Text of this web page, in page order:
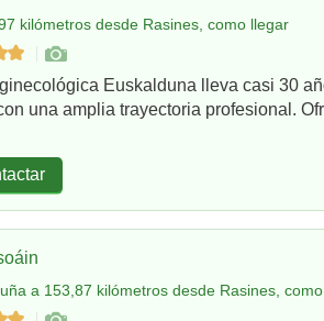
kilómetros desde Rasines, como llegar
Euskalduna lleva casi 30
una amplia trayectoria profesional.
a 153,87 kilómetros desde Rasines,